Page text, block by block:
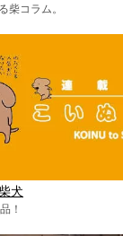
柴コラム。
犬
！